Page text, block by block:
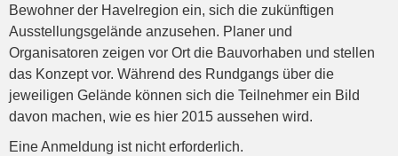
Bewohner der Havelregion ein, sich die zukünftigen
Ausstellungsgelände anzusehen. Planer und
Organisatoren zeigen vor Ort die Bauvorhaben und stellen
das Konzept vor. Während des Rundgangs über die
jeweiligen Gelände können sich die Teilnehmer ein Bild
davon machen, wie es hier 2015 aussehen wird.
Eine Anmeldung ist nicht erforderlich.